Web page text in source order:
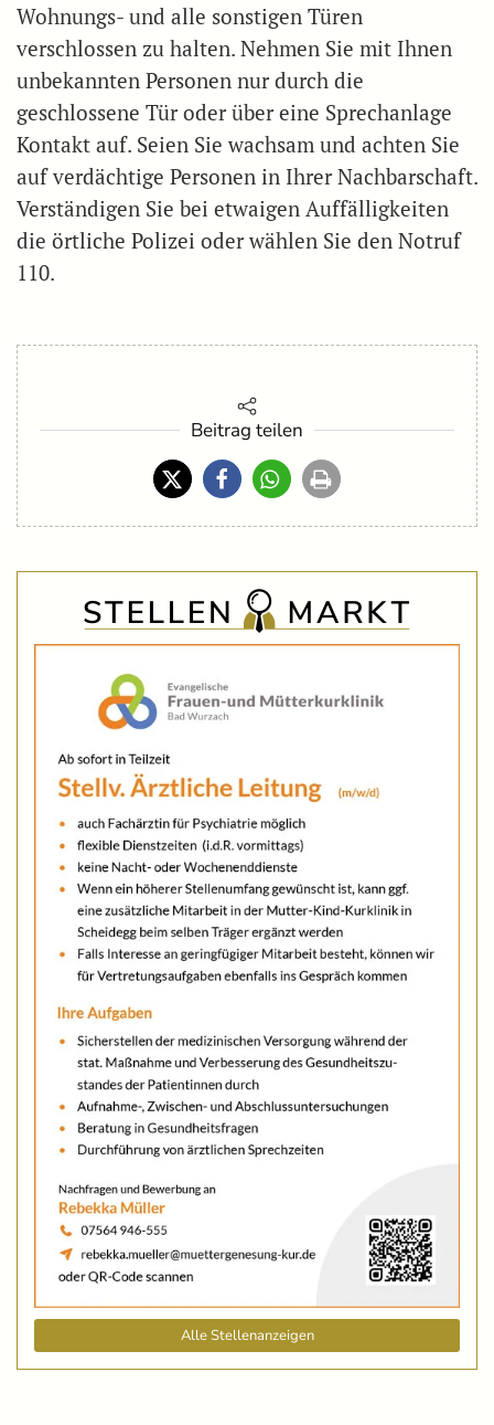
Wohnungs- und alle sonstigen Türen
verschlossen zu halten. Nehmen Sie mit Ihnen
unbekannten Personen nur durch die
geschlossene Tür oder über eine Sprechanlage
Kontakt auf. Seien Sie wachsam und achten Sie
auf verdächtige Personen in Ihrer Nachbarschaft.
Verständigen Sie bei etwaigen Auffälligkeiten
die örtliche Polizei oder wählen Sie den Notruf
110.
Beitrag teilen
Alle Stellenanzeigen